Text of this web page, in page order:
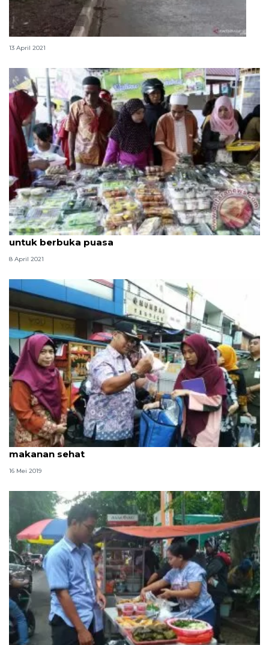
Hujan deras, pedagang takjil di BKT sepi pembeli
13 April 2021
Pemkot Jakpus tak larang masjid sediakan takjil
untuk berbuka puasa
8 April 2021
260 pedagang takjil Pasar Lama diberikan edukasi
makanan sehat
16 Mei 2019